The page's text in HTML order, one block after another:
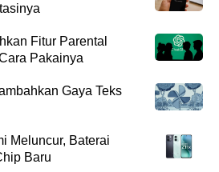
Fitur Parental
Pakainya
Gaya Teks
Meluncur, Baterai
Baru